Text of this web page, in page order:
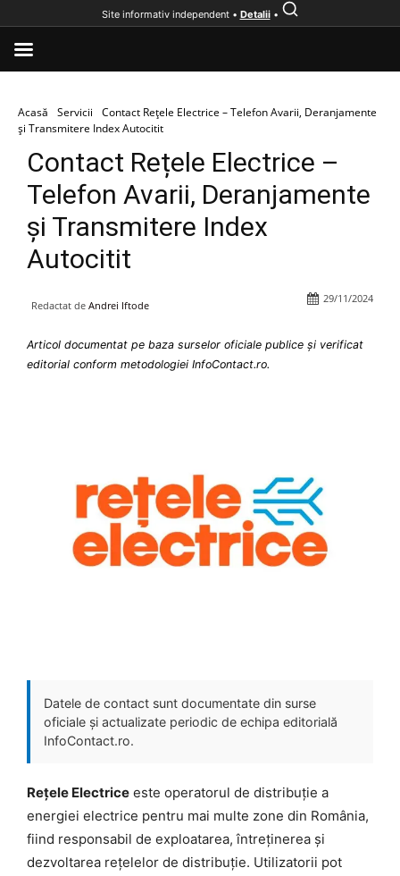
Acasă Servicii
Contact Rețele Electrice – Telefon Avarii, Deranjamente
și Transmitere Index Autocitit
Contact Rețele Electrice –
Telefon Avarii, Deranjamente
și Transmitere Index
Autocitit
Redactat de Andrei Iftode
29/11/2024
Articol documentat pe baza surselor oficiale publice și verificat
editorial conform metodologiei InfoContact.ro.
Datele de contact sunt documentate din surse
oficiale și actualizate periodic de echipa editorială
InfoContact.ro.
Rețele Electrice este operatorul de distribuție a
energiei electrice pentru mai multe zone din România,
fiind responsabil de exploatarea, întreținerea și
dezvoltarea rețelelor de distribuție. Utilizatorii pot
Site informativ independent • Detalii•